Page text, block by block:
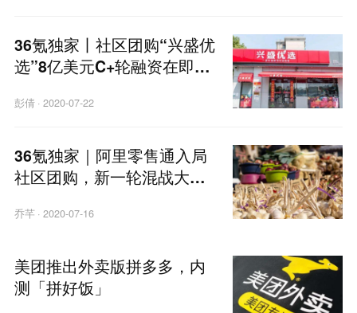
36氪独家丨社区团购“兴盛优
选”8亿美元C+轮融资在即，
彭倩· 2020-07-22
36氪独家｜阿里零售通入局
社区团购，新一轮混战大幕
乔芊· 2020-07-16
美团推出外卖版拼多多，内
测「拼好饭」